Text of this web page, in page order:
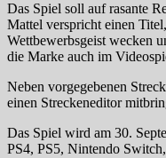
Das Spiel soll auf rasante
Mattel verspricht einen
Wettbewerbsgeist wecken
die Marke auch im
Neben vorgegebenen
einen Streckeneditor
Das Spiel wird am 30.
PS4, PS5, Nintendo